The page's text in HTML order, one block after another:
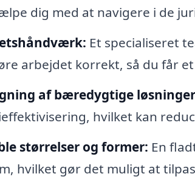
dig med at navigere i de
Et specialiseret
arbejdet korrekt, så du får
af bæredygtige
hvilket kan
størrelser og former: En
hvilket gør det muligt at